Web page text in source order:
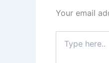
Your email
here..